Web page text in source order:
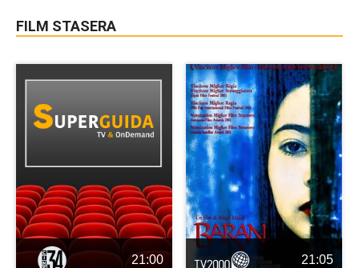
FILM STASERA
21:00 21:05